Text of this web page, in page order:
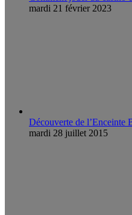
mardi 21 février 2023
Découverte de l’Enceinte
mardi 28 juillet 2015